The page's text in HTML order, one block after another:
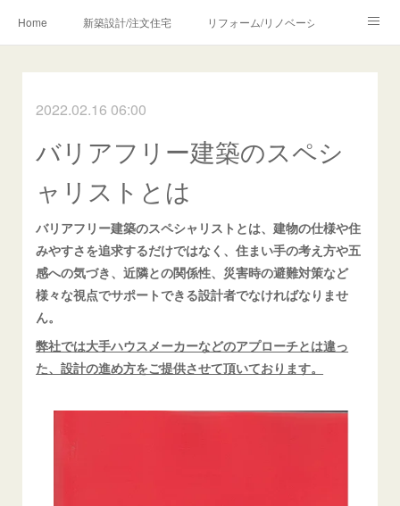
Home 新築設計/注文住宅 リフォーム/リノベーション
Profile/作品について お問合せ/アクセス
メディア・講師・執筆・SNS関連
2022.02.16 06:00
バリアフリー建築のスペシ
ャリストとは
バリアフリー建築のスペシャリストとは、建物の仕様や住
みやすさを追求するだけではなく、住まい手の考え方や五
感への気づき、近隣との関係性、災害時の避難対策など
様々な視点でサポートできる設計者でなければなりませ
ん。
弊社では大手ハウスメーカーなどのアプローチとは違っ
た、設計の進め方をご提供させて頂いております。